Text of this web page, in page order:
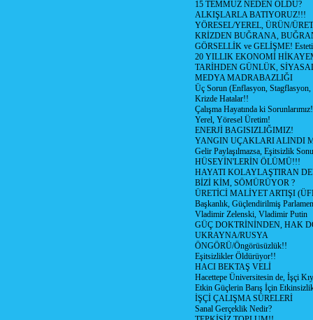
15 TEMMUZ NEDEN OLDU?
ALKIŞLARLA BATIYORUZ!!!
YÖRESEL/YEREL, ÜRÜN/
KRİZDEN BUĞRANA,
GÖRSELLİK ve GELİŞME!
20 YILLIK EKONOMİ
TARİHDEN GÜNLÜK,
MEDYA MADRABAZLIĞI
Üç Sorun (Enflasyon, Stagflasyon,
Krizde Hatalar!!
Çalışma Hayatında ki
Yerel, Yöresel Üretim!
ENERJİ BAGISIZLIĞIMIZ!
YANGIN UÇAKLARI ALINDI
Gelir Paylaşılmazsa, Eşitsizlik
HÜSEYİN'LERİN ÖLÜMÜ!!!
HAYATI KOLAYLAŞTIRAN
BİZİ KİM, SÖMÜRÜYOR ?
ÜRETİCİ MALİYET ARTIŞI
Başkanlık, Güçlendirilmiş
Vladimir Zelenski, Vladimir Putin
GÜÇ DOKTRİNİNDEN, HAK
UKRAYNA/RUSYA
ÖNGÖRÜ/Öngörüsüzlük!!
Eşitsizlikler Öldürüyor!!
HACI BEKTAŞ VELİ
Hacettepe Üniversitesin de, İşçi
Etkin Güçlerin Barış İçin
İŞÇİ ÇALIŞMA SÜRELERİ
Sanal Gerçeklik Nedir?